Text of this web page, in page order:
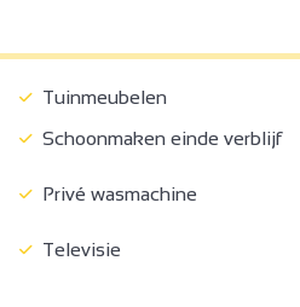
Tuinmeubelen
Schoonmaken einde verblijf
Privé wasmachine
Televisie